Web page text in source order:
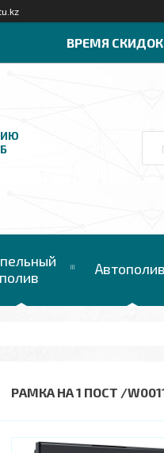
ВРЕМЯ
полив
Автополив
РАМКА НА 1 ПОСТ /